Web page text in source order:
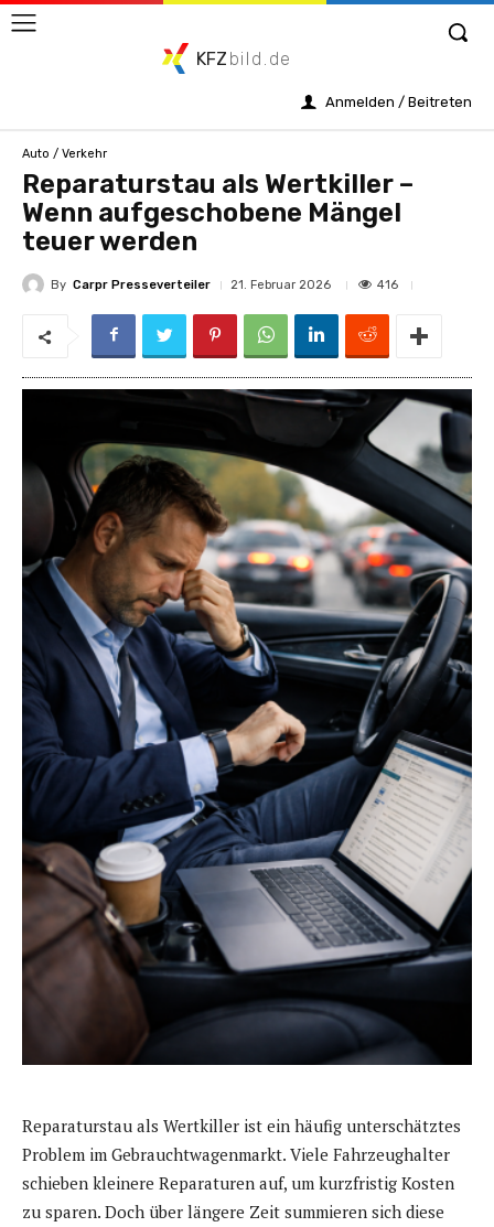
KFZ bild.de
Anmelden / Beitreten
Auto / Verkehr
Reparaturstau als Wertkiller –
Wenn aufgeschobene Mängel
teuer werden
By Carpr Presseverteiler 21. Februar 2026 416
Reparaturstau als Wertkiller ist ein häufig unterschätztes
Problem im Gebrauchtwagenmarkt. Viele Fahrzeughalter
schieben kleinere Reparaturen auf, um kurzfristig Kosten
zu sparen. Doch über längere Zeit summieren sich diese